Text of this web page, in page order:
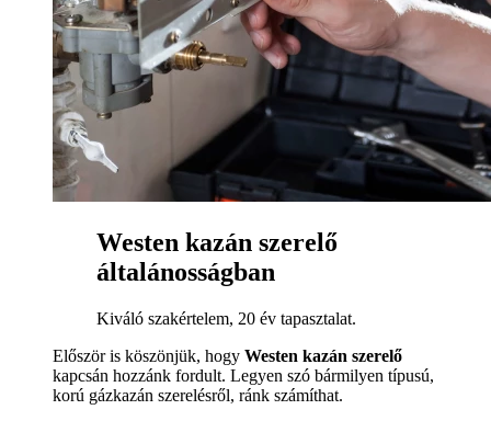
Westen kazán szerelő
általánosságban
Kiváló szakértelem, 20 év tapasztalat.
Először is köszönjük, hogy Westen kazán szerelő
kapcsán hozzánk fordult. Legyen szó bármilyen típusú,
korú gázkazán szerelésről, ránk számíthat.